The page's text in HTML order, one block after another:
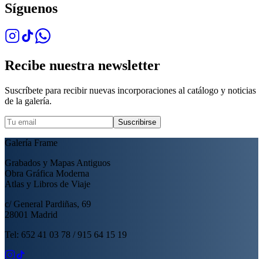
Síguenos
Recibe nuestra newsletter
Suscríbete para recibir nuevas incorporaciones al catálogo y noticias
de la galería.
Suscribirse
Galería Frame
Grabados y Mapas Antiguos
Obra Gráfica Moderna
Atlas y Libros de Viaje
c/ General Pardiñas, 69
28001 Madrid
Tel: 652 41 03 78 / 915 64 15 19